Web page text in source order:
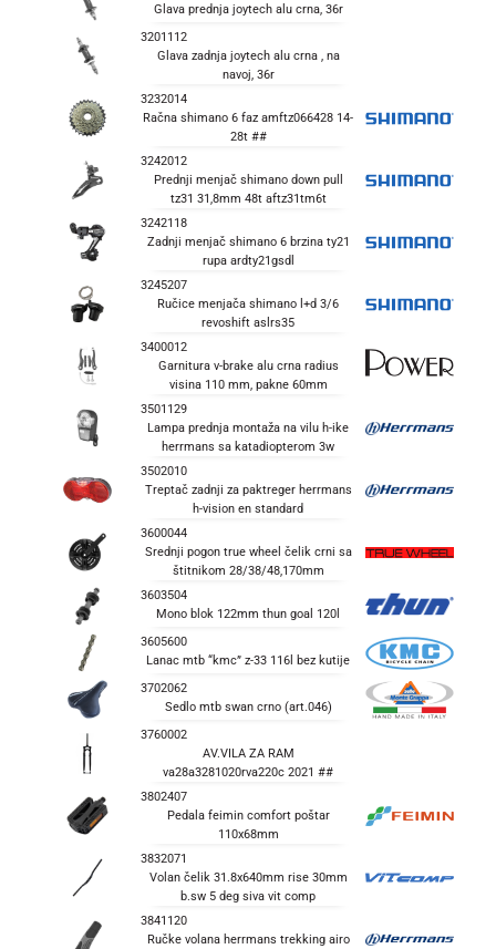
Glava prednja joytech alu crna, 36r
3201112
Glava zadnja joytech alu crna , na
navoj, 36r
3232014
Račna shimano 6 faz amftz066428 14-
28t ##
3242012
Prednji menjač shimano down pull
tz31 31,8mm 48t aftz31tm6t
3242118
Zadnji menjač shimano 6 brzina ty21
rupa ardty21gsdl
3245207
Ručice menjača shimano l+d 3/6
revoshift aslrs35
3400012
Garnitura v-brake alu crna radius
visina 110 mm, pakne 60mm
3501129
Lampa prednja montaža na vilu h-ike
herrmans sa katadiopterom 3w
3502010
Treptač zadnji za paktreger herrmans
h-vision en standard
3600044
Srednji pogon true wheel čelik crni sa
štitnikom 28/38/48,170mm
3603504
Mono blok 122mm thun goal 120l
3605600
Lanac mtb “kmc” z-33 116l bez kutije
3702062
Sedlo mtb swan crno (art.046)
3760002
AV.VILA ZA RAM
va28a3281020rva220c 2021 ##
3802407
Pedala feimin comfort poštar
110x68mm
3832071
Volan čelik 31.8x640mm rise 30mm
b.sw 5 deg siva vit comp
3841120
Ručke volana herrmans trekking airo